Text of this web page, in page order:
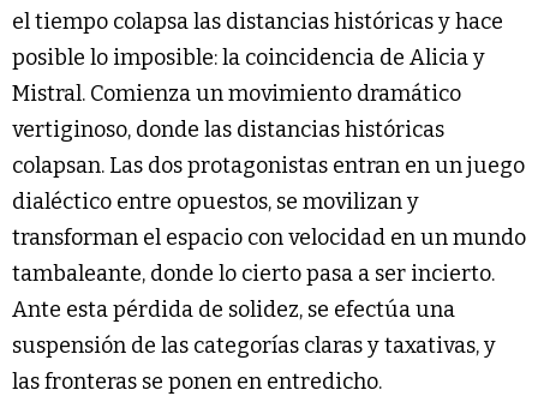
el tiempo colapsa las distancias históricas y hace
posible lo imposible: la coincidencia de Alicia y
Mistral. Comienza un movimiento dramático
vertiginoso, donde las distancias históricas
colapsan. Las dos protagonistas entran en un juego
dialéctico entre opuestos, se movilizan y
transforman el espacio con velocidad en un mundo
tambaleante, donde lo cierto pasa a ser incierto.
Ante esta pérdida de solidez, se efectúa una
suspensión de las categorías claras y taxativas, y
las fronteras se ponen en entredicho.